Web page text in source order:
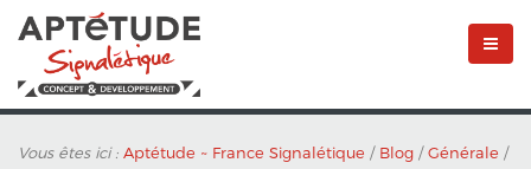
Vous êtes ici : Aptétude ~ France Signalétique / Blog /Générale /